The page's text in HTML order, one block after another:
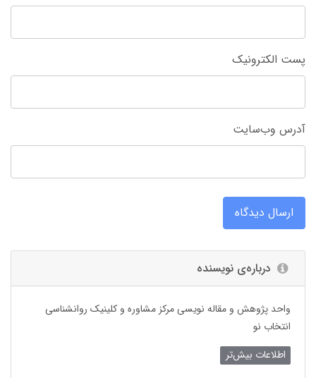
پست الکترونیک
آدرس وب‌سایت
ارسال دیدگاه
درباره‌ی نویسنده
واحد پژوهش و مقاله نویسی مرکز مشاوره و کلینیک روانشناسی
انتخاب نو
اطلاعات بیش‌تر